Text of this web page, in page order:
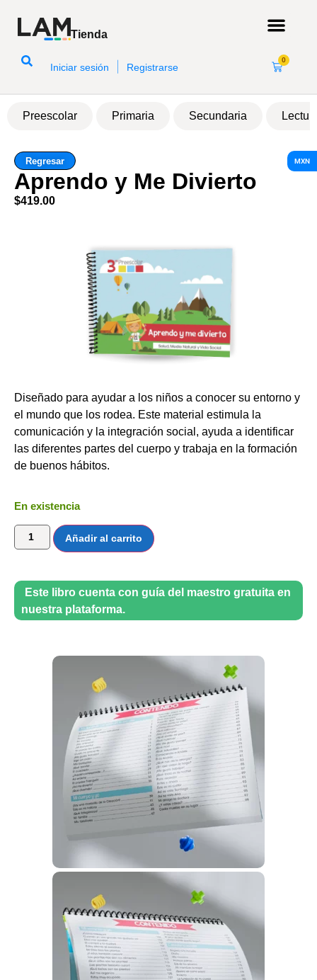
MXN
Tienda
Iniciar sesión Registrarse
0
Preescolar Primaria Secundaria
Regresar
Aprendo y Me Divierto
$419.00
Diseñado para ayudar a los niños a conocer su entorno y
el mundo que los rodea. Este material estimula la
comunicación y la integración social, ayuda a identificar
las diferentes partes del cuerpo y trabaja en la formación
de buenos hábitos.
En existencia
Añadir al carrito
Este libro cuenta con guía del maestro gratuita en
nuestra plataforma.